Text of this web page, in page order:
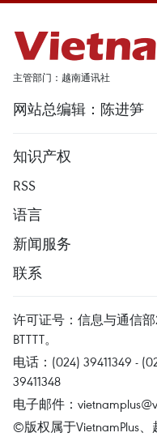
主管部门：越南通讯社
网站总编辑：陈进笋
知识产权
RSS
语言
新闻服务
联系
许可证号：信息与通信部
BTTTT。
电话：(024) 39411349 -
39411348
电子邮件：
©版权属于VietnamPlus